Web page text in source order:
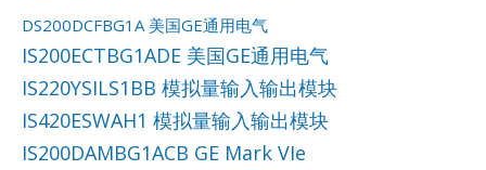
DS200DCFBG1A 美国GE通用电气
IS200ECTBG1ADE 美国GE通用电气
IS220YSILS1BB 模拟量输入输出模块
IS420ESWAH1 模拟量输入输出模块
IS200DAMBG1ACB GE Mark VIe